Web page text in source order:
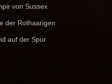
von Sussex
der Rothaarigen
auf der Spur